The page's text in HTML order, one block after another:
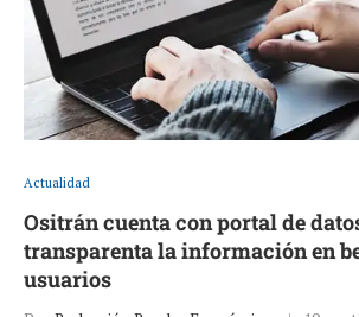
Actualidad
Ositrán cuenta con portal de
transparenta la información en
usuarios